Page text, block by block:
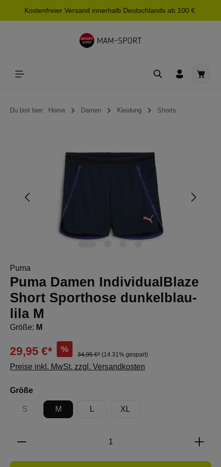
springen
Kostenfreier Versand innerhalb Deutschlands ab 100 €
Du bist hier: Home Damen Kleidung Shorts
Puma
Puma Damen IndividualBlaze
Short Sporthose dunkelblau-
lila M
Größe: M
29,95 €* %
34,95 €* (14.31% gespart)
Preise inkl. MwSt. zzgl. Versandkosten
Größeauswählen
S
(Diese Option ist zurzeit nicht verfügbar.)
M L XL
Produkt Anzahl: Gib den gewünschten